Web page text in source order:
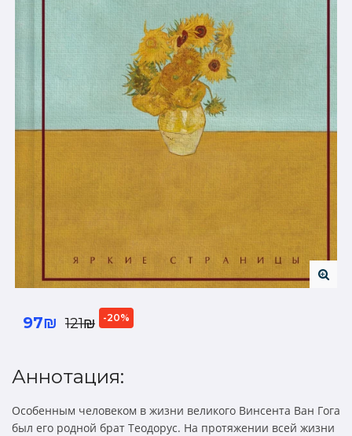
97₪ 121₪ -20%
Аннотация:
Особенным человеком в жизни великого Винсента Ван Гога
был его родной брат Теодорус. На протяжении всей жизни